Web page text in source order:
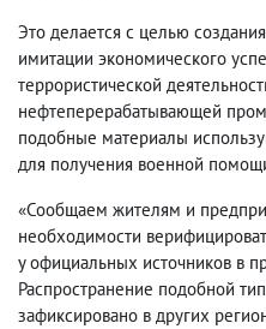
Это делается с целью
имитации экономического
террористической
нефтеперерабатывающей
подобные материалы
для получения военной
«Сообщаем жителям и
необходимости
у официальных источников в
Распространение подобной
зафиксировано в других